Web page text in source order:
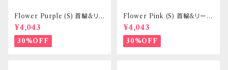
Flower Purple (S) 首輪&リ
ードセット _ 小型犬・小柄な中
型犬向き _ フントヒュッテオリジ
ナル
¥4,043
30%OFF
Flower Pink (S) 首輪&リード
セット _ 小型犬・小柄な中型犬
向き _ フントヒュッテオリジナル
¥4,043
30%OFF